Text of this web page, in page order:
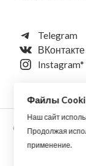
Telegram
ВКонтакте
Instagram*
Copyright © 2026
работы по
Файлы
Наш сайт
Продолжая
применение.